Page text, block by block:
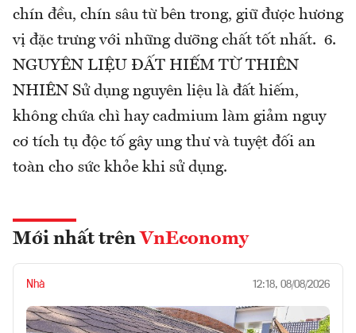
chín đều, chín sâu từ bên trong, giữ được hương
vị đặc trưng với những dưỡng chất tốt nhất. 6.
NGUYÊN LIỆU ĐẤT HIẾM TỪ THIÊN
NHIÊN Sử dụng nguyên liệu là đất hiếm,
không chứa chì hay cadmium làm giảm nguy
cơ tích tụ độc tố gây ung thư và tuyệt đối an
toàn cho sức khỏe khi sử dụng.
Mới nhất trên VnEconomy
Nhà 12:18, 08/08/2026